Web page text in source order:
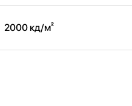
2000 кд/ м²